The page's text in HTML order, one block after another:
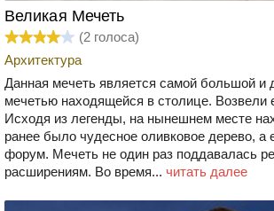
Великая Мечеть
(2 голоса)
Архитектура
Данная мечеть является самой большой и
мечетью находящейся в столице. Возвели
Исходя из легенды, на нынешнем месте
ранее было чудесное оливковое дерево, а
форум. Мечеть не один раз поддавалась
расширениям. Во время... читать далее